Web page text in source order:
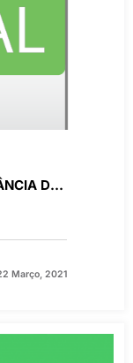
DO
Março, 2021